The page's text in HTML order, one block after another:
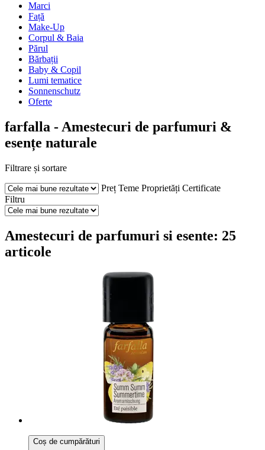
Marci
Față
Make-Up
Corpul & Baia
Părul
Bărbații
Baby & Copil
Lumi tematice
Sonnenschutz
Oferte
farfalla - Amestecuri de parfumuri &
esențe naturale
Filtrare și sortare
Preț Teme Proprietăți Certificate
Filtru
Amestecuri de parfumuri si esente: 25
articole
Coș de cumpărături